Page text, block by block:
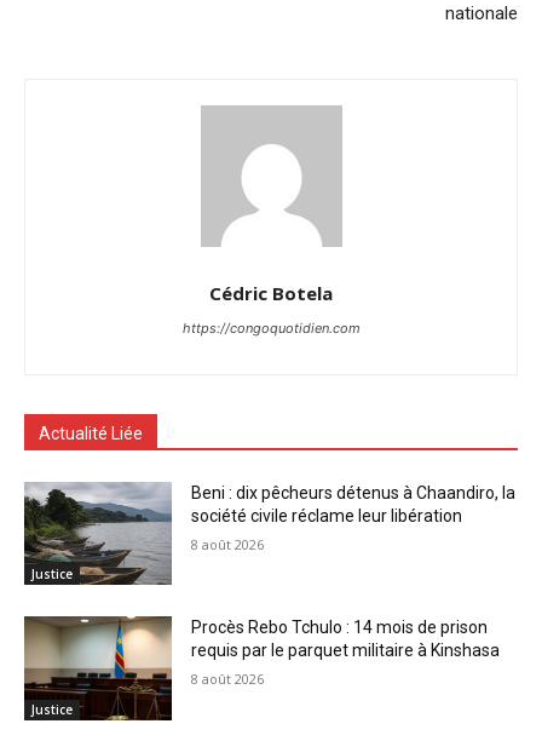
nationale
Cédric Botela
https://congoquotidien.com
Actualité Liée
Justice
Beni : dix pêcheurs détenus à Chaandiro, la
société civile réclame leur libération
8 août 2026
Justice
Procès Rebo Tchulo : 14 mois de prison
requis par le parquet militaire à Kinshasa
8 août 2026